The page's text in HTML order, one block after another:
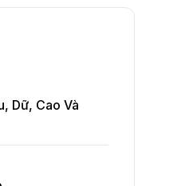
Dữ, Cao Và